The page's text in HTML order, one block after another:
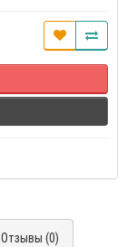
Отзывы (0)